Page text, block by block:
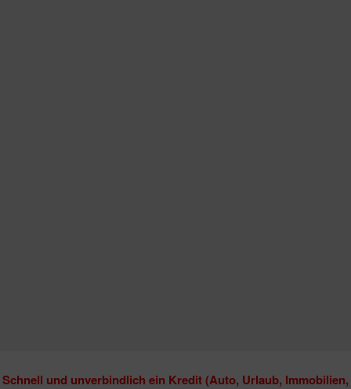
Schnell und unverbindlich ein Kredit (Auto, Urlaub, Immobilien,